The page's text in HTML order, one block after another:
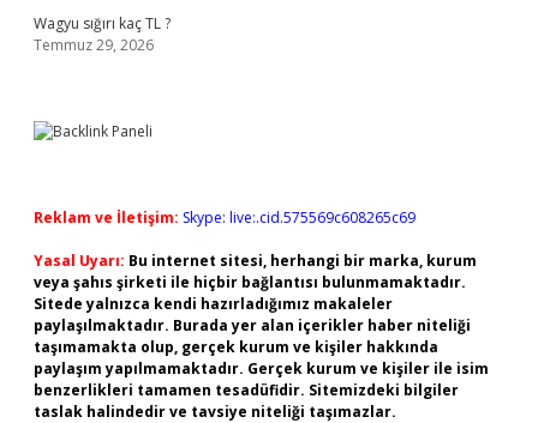
Wagyu sığırı kaç TL ?
Temmuz 29, 2026
Reklam ve İletişim: Skype: live:.cid.575569c608265c69
Yasal Uyarı: Bu internet sitesi, herhangi bir marka, kurum
veya şahıs şirketi ile hiçbir bağlantısı bulunmamaktadır.
Sitede yalnızca kendi hazırladığımız makaleler
paylaşılmaktadır. Burada yer alan içerikler haber niteliği
taşımamakta olup, gerçek kurum ve kişiler hakkında
paylaşım yapılmamaktadır. Gerçek kurum ve kişiler ile isim
benzerlikleri tamamen tesadüfidir. Sitemizdeki bilgiler
taslak halindedir ve tavsiye niteliği taşımazlar.